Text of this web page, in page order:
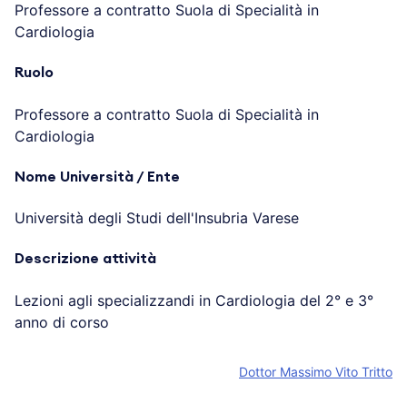
Professore a contratto Suola di Specialità in
Cardiologia
Ruolo
Professore a contratto Suola di Specialità in
Cardiologia
Nome Università / Ente
Università degli Studi dell'Insubria Varese
Descrizione attività
Lezioni agli specializzandi in Cardiologia del 2° e 3°
anno di corso
Dottor Massimo Vito Tritto